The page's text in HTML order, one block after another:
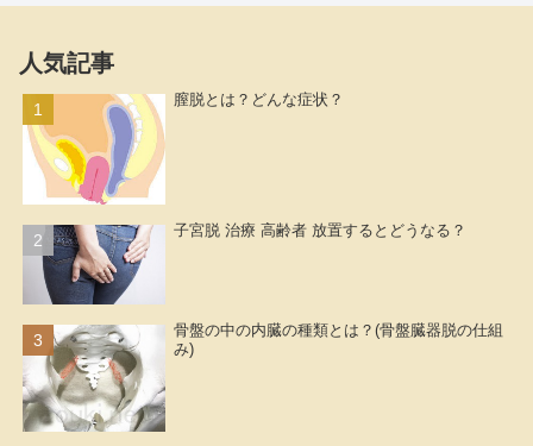
人気記事
膣脱とは？どんな症状？
子宮脱 治療 高齢者 放置するとどうなる？
骨盤の中の内臓の種類とは？(骨盤臓器脱の仕組
み)